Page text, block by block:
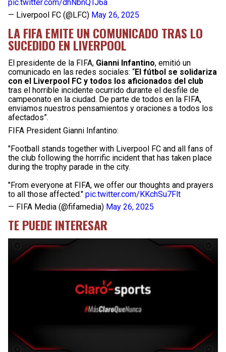
pic.twitter.com/dhNbnQTJ6a
— Liverpool FC (@LFC) May 26, 2025
LA FIFA EMITE UN COMUNICADO TRAS LO
SUCEDIDO EN LIVERPOOL
El presidente de la FIFA, Gianni Infantino, emitió un
comunicado en las redes sociales: “El fútbol se solidariza
con el Liverpool FC y todos los aficionados del club
tras el horrible incidente ocurrido durante el desfile de
campeonato en la ciudad. De parte de todos en la FIFA,
enviamos nuestros pensamientos y oraciones a todos los
afectados”.
FIFA President Gianni Infantino:
"Football stands together with Liverpool FC and all fans of
the club following the horrific incident that has taken place
during the trophy parade in the city.
"From everyone at FIFA, we offer our thoughts and prayers
to all those affected." pic.twitter.com/KKchSu7Flt
— FIFA Media (@fifamedia) May 26, 2025
TE PUEDE INTERESAR